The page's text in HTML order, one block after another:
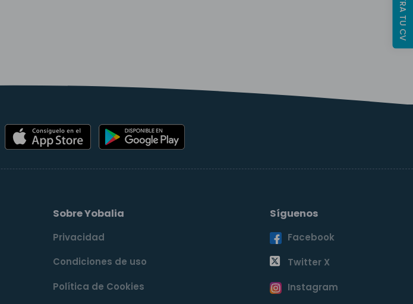
Sobre Yobalia
Privacidad
Condiciones de uso
Política de Cookies
Síguenos
Facebook
Twitter X
Instagram